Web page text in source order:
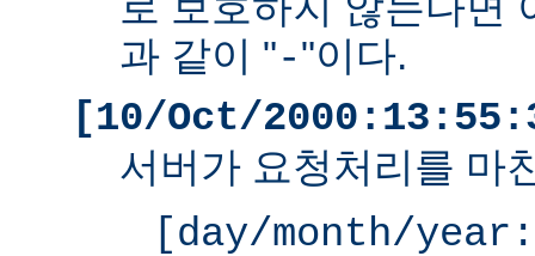
과 같이 "-"이다.
[10/Oct/
서버가 요청처리를 마
[day/month/